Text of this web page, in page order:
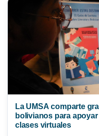
La UMSA comparte
bolivianos para
clases virtuales